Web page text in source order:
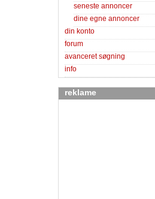
seneste annoncer
dine egne annoncer
din konto
forum
avanceret søgning
info
reklame